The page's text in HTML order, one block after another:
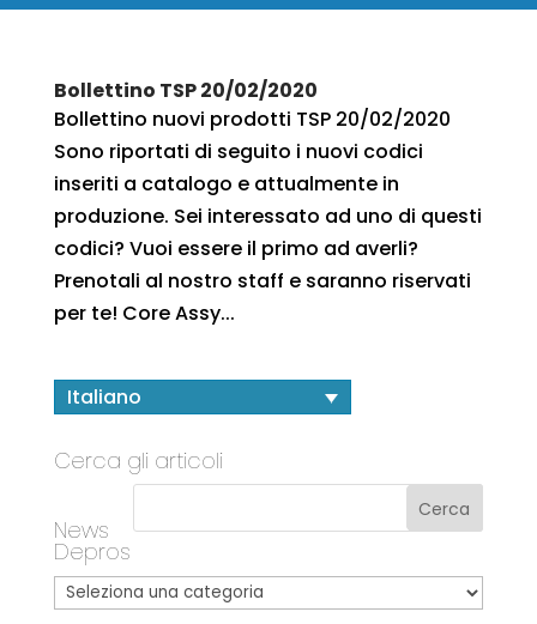
Bollettino TSP 20/02/2020
Bollettino nuovi prodotti TSP 20/02/2020
Sono riportati di seguito i nuovi codici
inseriti a catalogo e attualmente in
produzione. Sei interessato ad uno di questi
codici? Vuoi essere il primo ad averli?
Prenotali al nostro staff e saranno riservati
per te! Core Assy...
Italiano
Cerca gli articoli
News
Depros